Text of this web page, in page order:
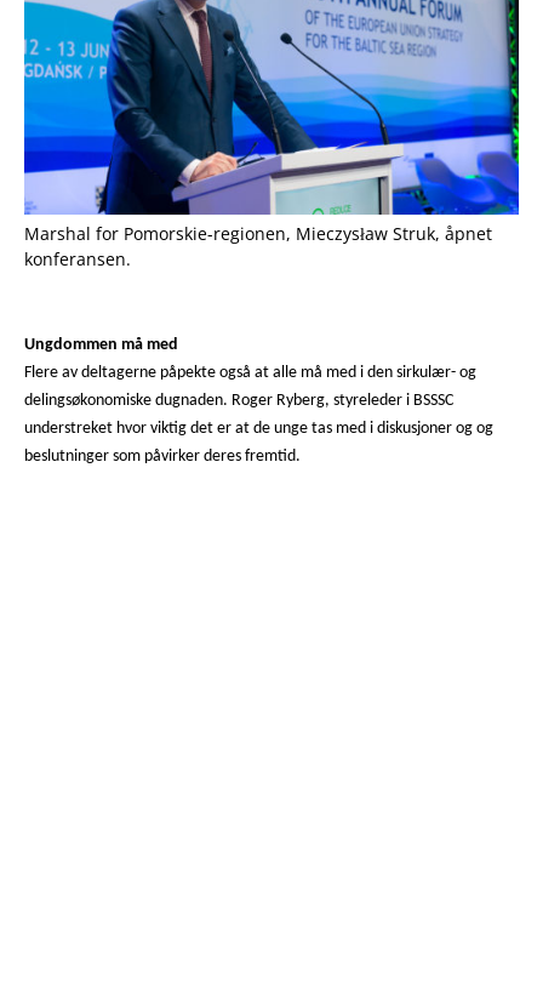
Marshal for Pomorskie-regionen, Mieczysław Struk, åpnet
konferansen.
Ungdommen må med
Flere av deltagerne påpekte også at alle må med i den sirkulær- og
delingsøkonomiske dugnaden. Roger Ryberg, styreleder i BSSSC
understreket hvor viktig det er at de unge tas med i diskusjoner og og
beslutninger som påvirker deres fremtid.